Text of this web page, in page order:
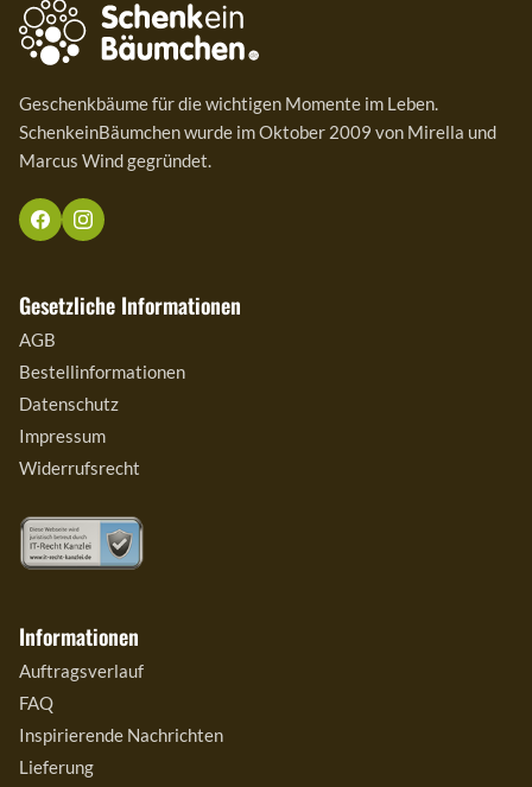
Geschenkbäume für die wichtigen Momente im Leben.
SchenkeinBäumchen wurde im Oktober 2009 von Mirella und
Marcus Wind gegründet.
Gesetzliche Informationen
AGB
Bestellinformationen
Datenschutz
Impressum
Widerrufsrecht
Informationen
Auftragsverlauf
FAQ
Inspirierende Nachrichten
Lieferung